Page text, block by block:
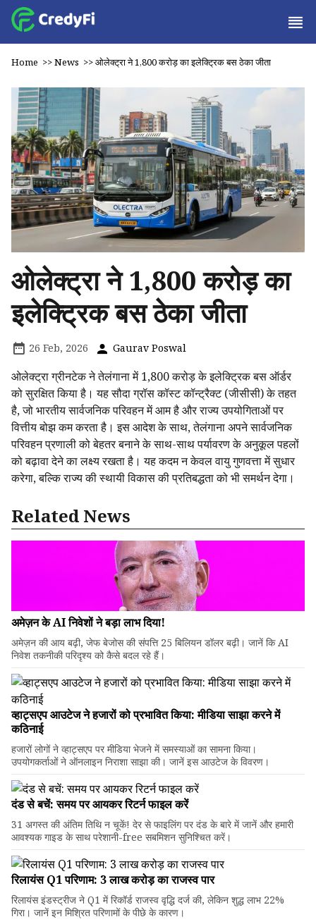
Home >>News >>ओलेक्ट्रा ने ₹1,800 करोड़ का इलेक्ट्रिक बस ठेका जीता
ओलेक्ट्रा ने ₹1,800 करोड़ का
इलेक्ट्रिक बस ठेका जीता
26 Feb, 2026 Gaurav Poswal
ओलेक्ट्रा ग्रीनटेक ने तेलंगाना में ₹1,800 करोड़ के इलेक्ट्रिक बस ऑर्डर
को सुरक्षित किया है। यह सौदा ग्रॉस कॉस्ट कॉन्ट्रैक्ट (जीसीसी) के तहत
है, जो भारतीय सार्वजनिक परिवहन में आम है और राज्य उपयोगिताओं पर
वित्तीय बोझ कम करता है। इस आदेश के साथ, तेलंगाना अपने सार्वजनिक
परिवहन प्रणाली को बेहतर बनाने के साथ-साथ पर्यावरण के अनुकूल पहलों
को बढ़ावा देने का लक्ष्य रखता है। यह कदम न केवल वायु गुणवत्ता में सुधार
करेगा, बल्कि राज्य की स्थायी विकास की प्रतिबद्धता को भी समर्थन देगा।
Related News
अमेज़न के AI निवेशों ने बड़ा लाभ दिया!
अमेज़न की आय बढ़ी, जेफ बेजोस की संपत्ति 25 बिलियन डॉलर बढ़ी। जानें कि AI
निवेश तकनीकी परिदृश्य को कैसे बदल रहे हैं।
व्हाट्सएप आउटेज ने हजारों को प्रभावित किया: मीडिया साझा करने में
कठिनाई
हजारों लोगों ने व्हाट्सएप पर मीडिया भेजने में समस्याओं का सामना किया।
उपयोगकर्ताओं ने ऑनलाइन निराशा साझा की। जानें इस आउटेज के विवरण।
दंड से बचें: समय पर आयकर रिटर्न फाइल करें
31 अगस्त की अंतिम तिथि न चूकें! देर से फाइलिंग पर दंड के बारे में जानें और हमारी
आवश्यक गाइड के साथ परेशानी-free सबमिशन सुनिश्चित करें।
रिलायंस Q1 परिणाम: ₹3 लाख करोड़ का राजस्व पार
रिलायंस इंडस्ट्रीज ने Q1 में रिकॉर्ड राजस्व वृद्धि दर्ज की, लेकिन शुद्ध लाभ 22%
गिरा। जानें इन मिश्रित परिणामों के पीछे के कारण।